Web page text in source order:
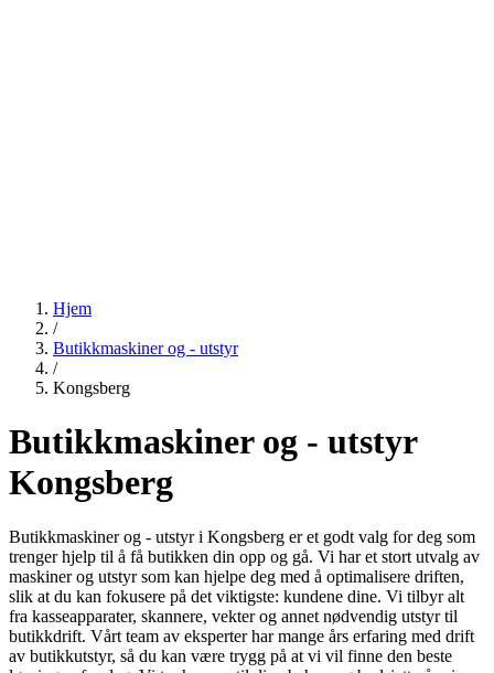
Hjem
/
Butikkmaskiner og - utstyr
/
Kongsberg
Butikkmaskiner og - utstyr
Kongsberg
Butikkmaskiner og - utstyr i Kongsberg er et godt valg for deg som
trenger hjelp til å få butikken din opp og gå. Vi har et stort utvalg av
maskiner og utstyr som kan hjelpe deg med å optimalisere driften,
slik at du kan fokusere på det viktigste: kundene dine. Vi tilbyr alt
fra kasseapparater, skannere, vekter og annet nødvendig utstyr til
butikkdrift. Vårt team av eksperter har mange års erfaring med drift
av butikkutstyr, så du kan være trygg på at vi vil finne den beste